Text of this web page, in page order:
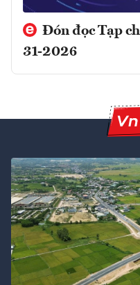
Đón đọc Tạp
31-2026